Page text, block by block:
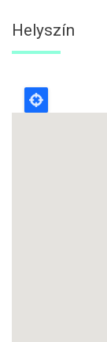
Helyszín